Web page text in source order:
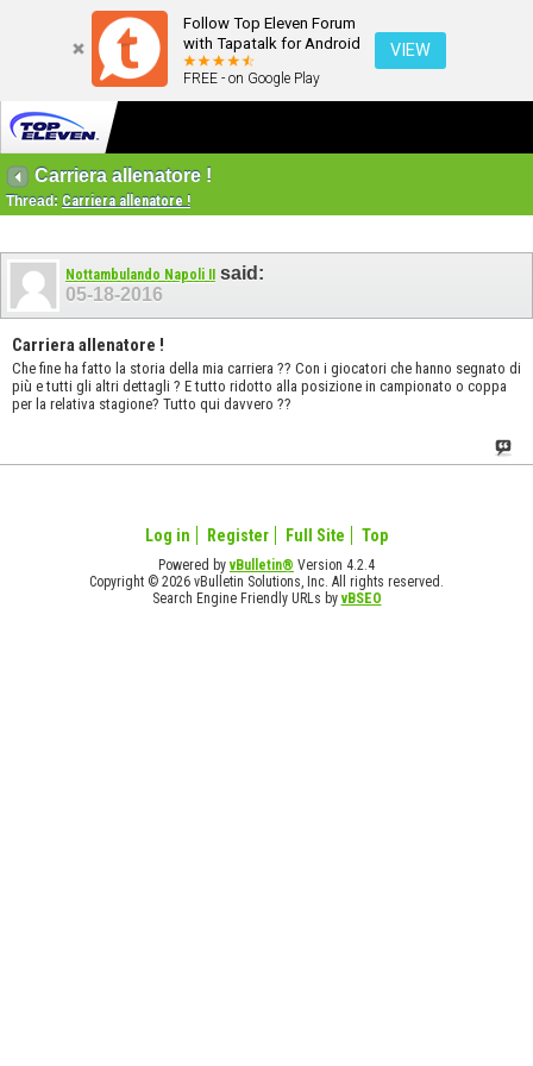
Follow Top Eleven Forum
with Tapatalk for Android
FREE - on Google Play
VIEW
Carriera allenatore !
Thread: Carriera allenatore !
Nottambulando Napoli II
said:
05-18-2016
Carriera allenatore !
Che fine ha fatto la storia della mia carriera ?? Con i giocatori che hanno segnato di
più e tutti gli altri dettagli ? E tutto ridotto alla posizione in campionato o coppa
per la relativa stagione? Tutto qui davvero ??
Log in Register Full Site Top
Powered byvBulletin® Version 4.2.4
Copyright © 2026 vBulletin Solutions, Inc. All rights reserved.
Search Engine Friendly URLs byvBSEO